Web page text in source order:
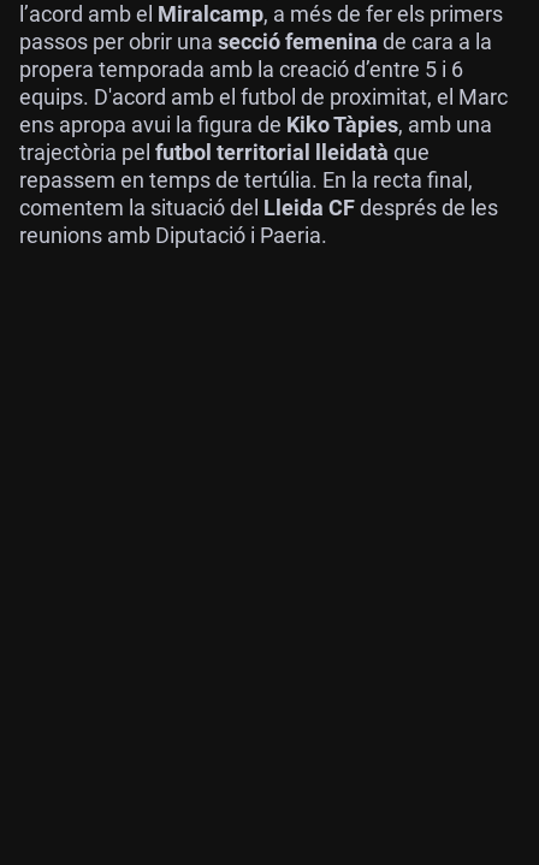
l’acord amb el Miralcamp, a més de fer els primers
passos per obrir una secció femenina de cara a la
propera temporada amb la creació d’entre 5 i 6
equips. D'acord amb el futbol de proximitat, el Marc
ens apropa avui la figura de Kiko Tàpies, amb una
trajectòria pel futbol territorial lleidatà que
repassem en temps de tertúlia. En la recta final,
comentem la situació del Lleida CFdesprés de les
reunions amb Diputació i Paeria.